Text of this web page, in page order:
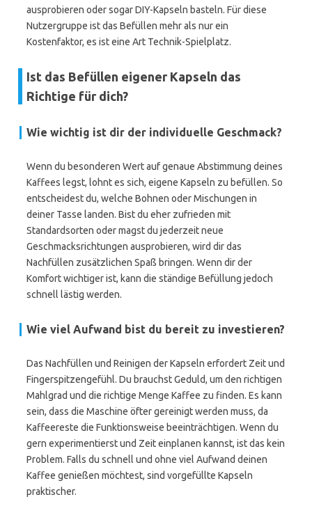
ausprobieren oder sogar DIY-Kapseln basteln. Für diese
Nutzergruppe ist das Befüllen mehr als nur ein
Kostenfaktor, es ist eine Art Technik-Spielplatz.
Ist das Befüllen eigener Kapseln das
Richtige für dich?
Wie wichtig ist dir der individuelle Geschmack?
Wenn du besonderen Wert auf genaue Abstimmung deines
Kaffees legst, lohnt es sich, eigene Kapseln zu befüllen. So
entscheidest du, welche Bohnen oder Mischungen in
deiner Tasse landen. Bist du eher zufrieden mit
Standardsorten oder magst du jederzeit neue
Geschmacksrichtungen ausprobieren, wird dir das
Nachfüllen zusätzlichen Spaß bringen. Wenn dir der
Komfort wichtiger ist, kann die ständige Befüllung jedoch
schnell lästig werden.
Wie viel Aufwand bist du bereit zu investieren?
Das Nachfüllen und Reinigen der Kapseln erfordert Zeit und
Fingerspitzengefühl. Du brauchst Geduld, um den richtigen
Mahlgrad und die richtige Menge Kaffee zu finden. Es kann
sein, dass die Maschine öfter gereinigt werden muss, da
Kaffeereste die Funktionsweise beeinträchtigen. Wenn du
gern experimentierst und Zeit einplanen kannst, ist das kein
Problem. Falls du schnell und ohne viel Aufwand deinen
Kaffee genießen möchtest, sind vorgefüllte Kapseln
praktischer.